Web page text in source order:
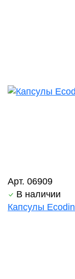
Арт. 06909
В наличии
Капсулы